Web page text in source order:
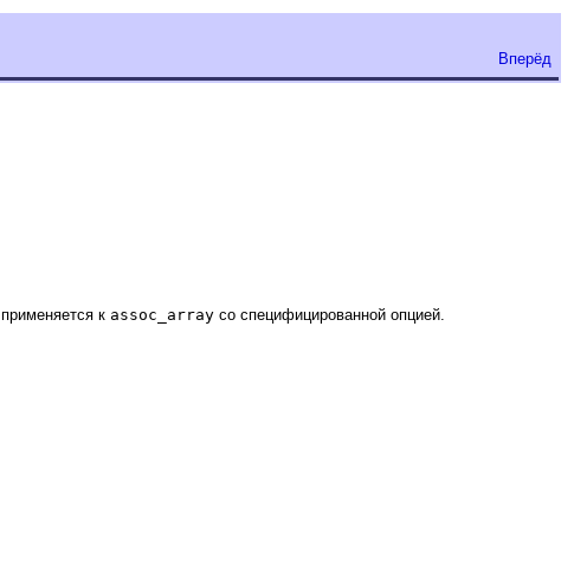
Вперёд
применяется к assoc_array со специфицированной опцией.